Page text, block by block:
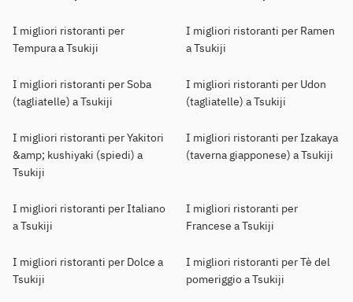
I migliori ristoranti per
Tempura a Tsukiji
I migliori ristoranti per Ramen
a Tsukiji
I migliori ristoranti per Soba
(tagliatelle) a Tsukiji
I migliori ristoranti per Udon
(tagliatelle) a Tsukiji
I migliori ristoranti per Yakitori
&amp; kushiyaki (spiedi) a
Tsukiji
I migliori ristoranti per Izakaya
(taverna giapponese) a Tsukiji
I migliori ristoranti per Italiano
a Tsukiji
I migliori ristoranti per
Francese a Tsukiji
I migliori ristoranti per Dolce a
Tsukiji
I migliori ristoranti per Tè del
pomeriggio a Tsukiji